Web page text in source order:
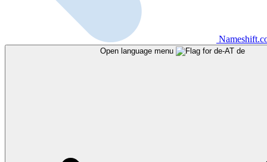
Open language menu de